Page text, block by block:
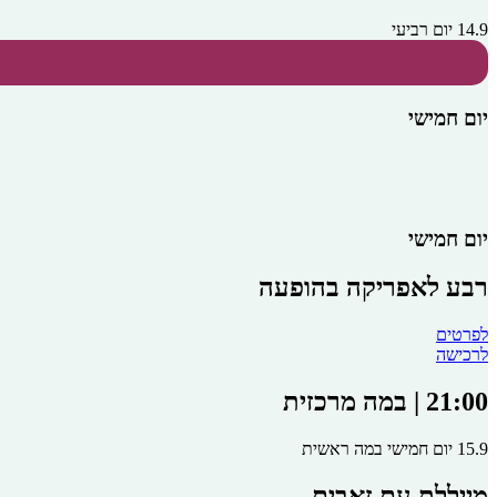
14.9 יום רביעי
יום חמישי
יום חמישי
רבע לאפריקה בהופעה
לפרטים
לרכישה
21:00 | במה מרכזית
15.9 יום חמישי במה ראשית